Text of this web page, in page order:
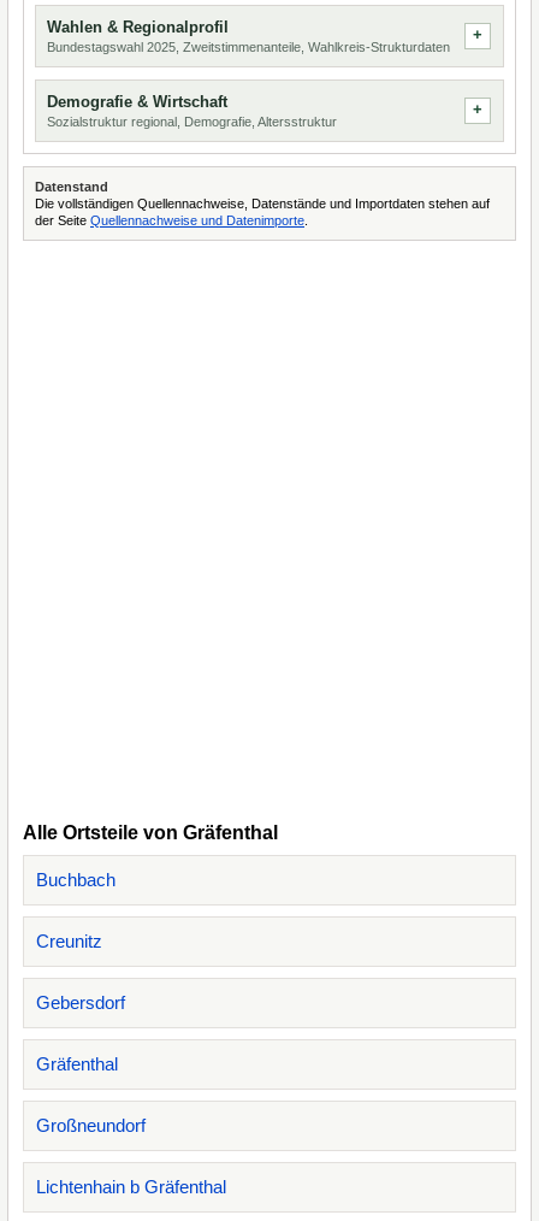
Wahlen & Regionalprofil
Bundestagswahl 2025, Zweitstimmenanteile, Wahlkreis-Strukturdaten
Demografie & Wirtschaft
Sozialstruktur regional, Demografie, Altersstruktur
Datenstand
Die vollständigen Quellennachweise, Datenstände und Importdaten stehen auf
der Seite Quellennachweise und Datenimporte
Alle Ortsteile von Gräfenthal
Buchbach
Creunitz
Gebersdorf
Gräfenthal
Großneundorf
Lichtenhain b Gräfenthal